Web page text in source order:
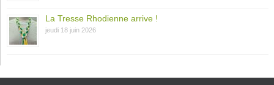
La Tresse Rhodienne arrive !
jeudi 18 juin 2026